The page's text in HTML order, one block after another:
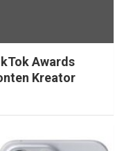
Awards
Kreator